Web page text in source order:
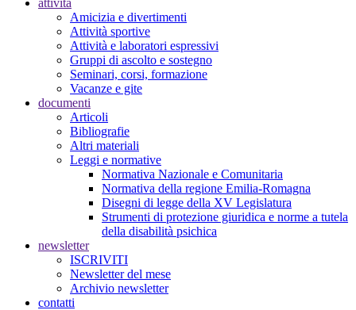
attività
Amicizia e divertimenti
Attività sportive
Attività e laboratori espressivi
Gruppi di ascolto e sostegno
Seminari, corsi, formazione
Vacanze e gite
documenti
Articoli
Bibliografie
Altri materiali
Leggi e normative
Normativa Nazionale e Comunitaria
Normativa della regione Emilia-Romagna
Disegni di legge della XV Legislatura
Strumenti di protezione giuridica e norme a tutela
della disabilità psichica
newsletter
ISCRIVITI
Newsletter del mese
Archivio newsletter
contatti